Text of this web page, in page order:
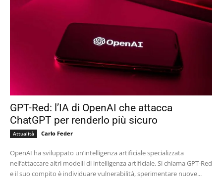
GPT-Red: l’IA di OpenAI che attacca
ChatGPT per renderlo più sicuro
Attualità Carlo Feder
OpenAI ha sviluppato un’intelligenza artificiale specializzata
nell’attaccare altri modelli di intelligenza artificiale. Si chiama GPT-Red
e il suo compito è individuare vulnerabilità, sperimentare nuove...